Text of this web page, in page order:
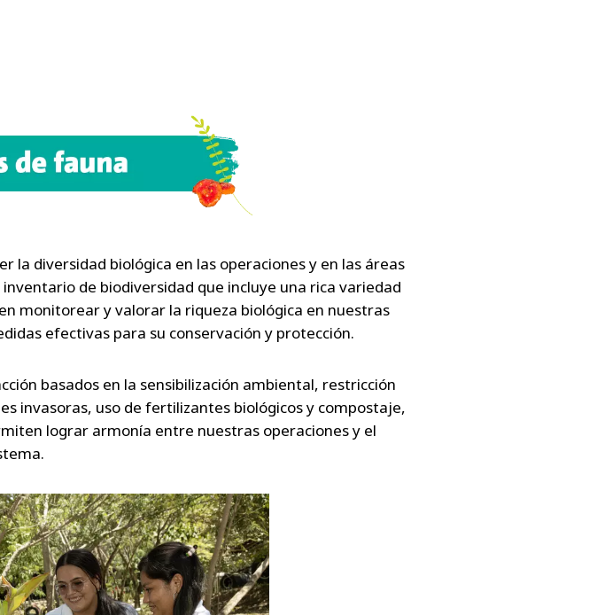
la diversidad biológica en las operaciones y en las áreas
de biodiversidad que incluye una rica variedad
monitorear y valorar la riqueza biológica en nuestras
efectivas para su conservación y protección.
basados en la sensibilización ambiental, restricción
invasoras, uso de fertilizantes biológicos y compostaje,
lograr armonía entre nuestras operaciones y el